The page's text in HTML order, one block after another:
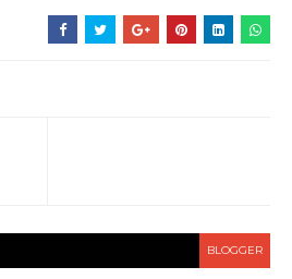
BLOGGER